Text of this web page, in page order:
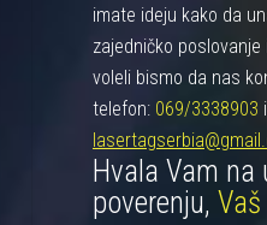
imate ideju kako da
zajedničko
voleli bismo da nas
telefon: 069/3338903
Hvala Vam na
poverenju,